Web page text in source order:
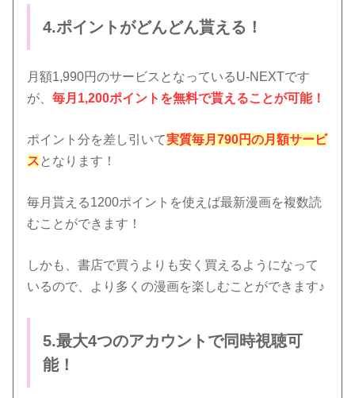
4.ポイントがどんどん貰える！
月額1,990円のサービスとなっているU-NEXTです
が、毎月1,200ポイントを無料で貰えることが可能！
ポイント分を差し引いて実質毎月790円の月額サービ
ス となります！
毎月貰える1200ポイントを使えば最新漫画を複数読
むことができます！
しかも、書店で買うよりも安く買えるようになって
いるので、より多くの漫画を楽しむことができます♪
5.最大4つのアカウントで同時視聴可
能！